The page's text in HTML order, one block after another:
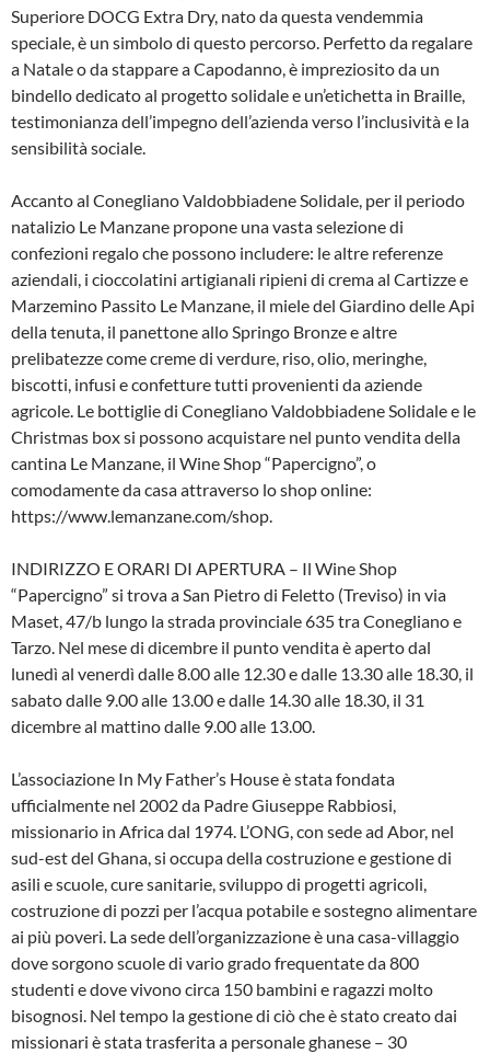
Superiore DOCG Extra Dry, nato da questa vendemmia
speciale, è un simbolo di questo percorso. Perfetto da regalare
a Natale o da stappare a Capodanno, è impreziosito da un
bindello dedicato al progetto solidale e un’etichetta in Braille,
testimonianza dell’impegno dell’azienda verso l’inclusività e la
sensibilità sociale.
Accanto al Conegliano Valdobbiadene Solidale, per il periodo
natalizio Le Manzane propone una vasta selezione di
confezioni regalo che possono includere: le altre referenze
aziendali, i cioccolatini artigianali ripieni di crema al Cartizze e
Marzemino Passito Le Manzane, il miele del Giardino delle Api
della tenuta, il panettone allo Springo Bronze e altre
prelibatezze come creme di verdure, riso, olio, meringhe,
biscotti, infusi e confetture tutti provenienti da aziende
agricole. Le bottiglie di Conegliano Valdobbiadene Solidale e le
Christmas box si possono acquistare nel punto vendita della
cantina Le Manzane, il Wine Shop “Papercigno”, o
comodamente da casa attraverso lo shop online:
https://www.lemanzane.com/shop.
INDIRIZZO E ORARI DI APERTURA – Il Wine Shop
“Papercigno” si trova a San Pietro di Feletto (Treviso) in via
Maset, 47/b lungo la strada provinciale 635 tra Conegliano e
Tarzo. Nel mese di dicembre il punto vendita è aperto dal
lunedì al venerdì dalle 8.00 alle 12.30 e dalle 13.30 alle 18.30, il
sabato dalle 9.00 alle 13.00 e dalle 14.30 alle 18.30, il 31
dicembre al mattino dalle 9.00 alle 13.00.
L’associazione In My Father’s House è stata fondata
ufficialmente nel 2002 da Padre Giuseppe Rabbiosi,
missionario in Africa dal 1974. L’ONG, con sede ad Abor, nel
sud-est del Ghana, si occupa della costruzione e gestione di
asili e scuole, cure sanitarie, sviluppo di progetti agricoli,
costruzione di pozzi per l’acqua potabile e sostegno alimentare
ai più poveri. La sede dell’organizzazione è una casa-villaggio
dove sorgono scuole di vario grado frequentate da 800
studenti e dove vivono circa 150 bambini e ragazzi molto
bisognosi. Nel tempo la gestione di ciò che è stato creato dai
missionari è stata trasferita a personale ghanese – 30